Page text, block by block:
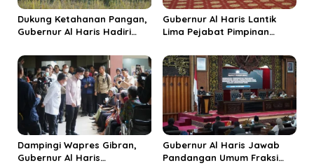
Dukung Ketahanan Pangan,
Gubernur Al Haris Hadiri
Kabupaten Tanjungjabung
Timur
Gubernur Al Haris Lantik
Lima Pejabat Pimpinan
Penguatan Kinerja dan
Integritas
Dampingi Wapres Gibran,
Gubernur Al Haris
Gubernur Al Haris Jawab
Pandangan Umum Fraksi